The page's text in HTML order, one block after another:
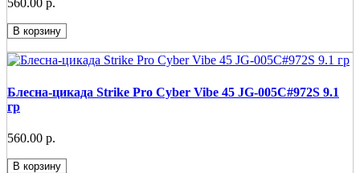
560.00 р.
В корзину
Блесна-цикада Strike Pro Cyber Vibe 45 JG-005C#972S 9.1
гр
560.00 р.
В корзину